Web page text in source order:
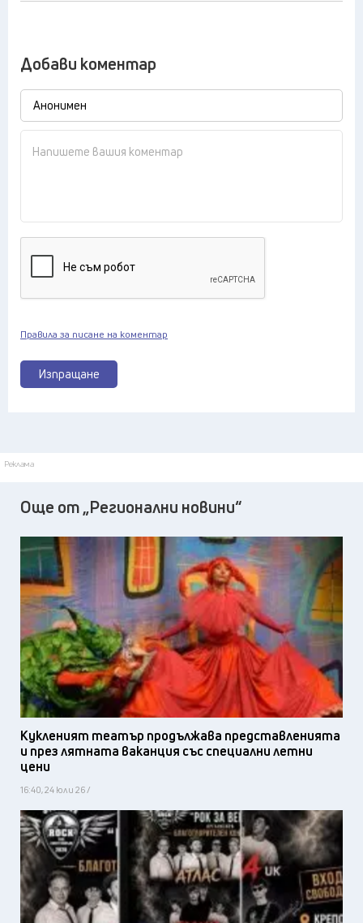
Добави коментар
Изпращане
Правила за писане на коментар
Реклама
Още от „Регионални новини“
Кукленият театър продължава представленията
и през лятната ваканция със специални летни
цени
16:40, 24 юли 26 /